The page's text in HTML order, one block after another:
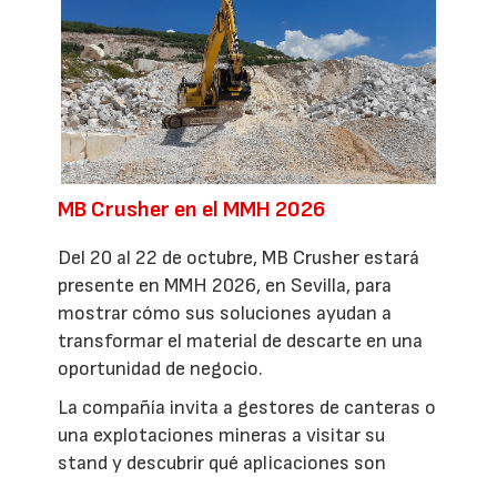
MB Crusher en el MMH 2026
Del 20 al 22 de octubre, MB Crusher estará
presente en MMH 2026, en Sevilla, para
mostrar cómo sus soluciones ayudan a
transformar el material de descarte en una
oportunidad de negocio.
La compañía invita a gestores de canteras o
una explotaciones mineras a visitar su
stand y descubrir qué aplicaciones son